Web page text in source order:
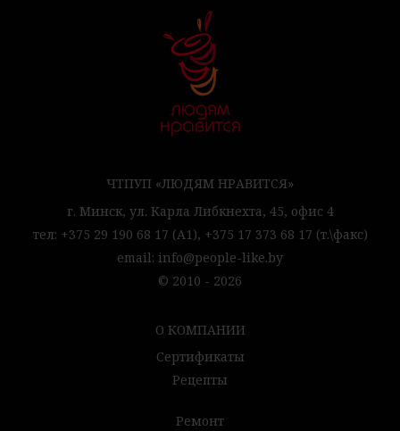
ЧТПУП «ЛЮДЯМ НРАВИТСЯ»
г. Минск, ул. Карла Либкнехта, 45, офис 4
тел: +375 29 190 68 17 (А1), +375 17 373 68 17 (т.\факс)
email: info@people-like.by
© 2010 - 2026
О КОМПАНИИ
Сертификаты
Рецепты
Ремонт